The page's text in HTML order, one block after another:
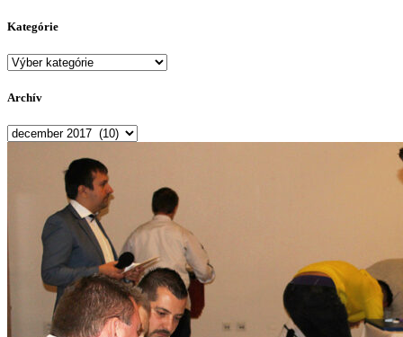
Kategórie
Kategórie
Archív
Archív